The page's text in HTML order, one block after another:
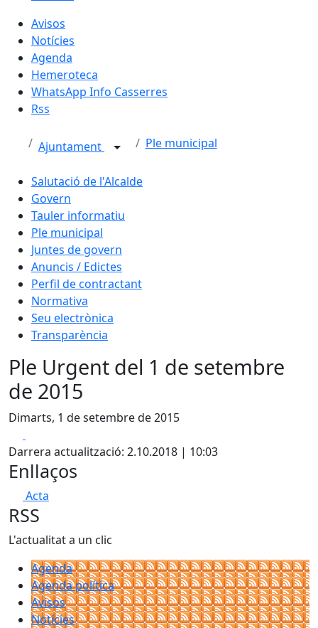
Avisos
Notícies
Agenda
Hemeroteca
WhatsApp Info Casserres
Rss
Ajuntament Ple municipal
Salutació de l'Alcalde
Govern
Tauler informatiu
Ple municipal
Juntes de govern
Anuncis / Edictes
Perfil de contractant
Normativa
Seu electrònica
Transparència
Ple Urgent del 1 de setembre
de 2015
Dimarts, 1 de setembre de 2015
Darrera actualització: 2.10.2018 | 10:03
Enllaços
Acta
RSS
L'actualitat a un clic
Agenda
Agenda política
Avisos
Notícies